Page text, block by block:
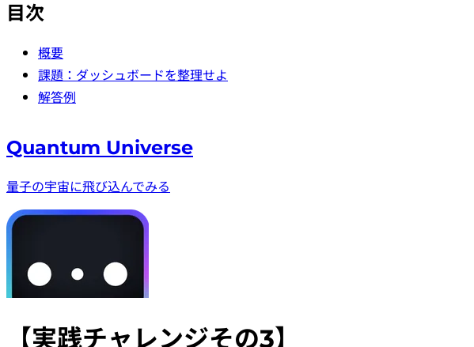
目次
概要
課題：ダッシュボードを整理せよ
解答例
Quantum Universe
量子の宇宙に飛び込んでみる
【実践チャレンジその3】